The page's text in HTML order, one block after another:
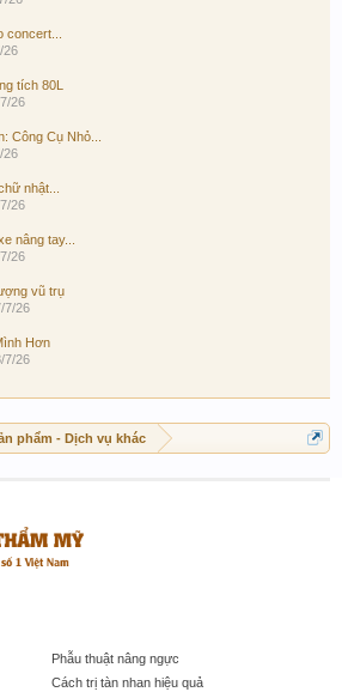
concert...
26
tích 80L
26
Công Cụ Nhỏ...
26
nhật...
26
nâng tay...
26
vũ trụ
7/26
Hơn
7/26
phẩm - Dịch vụ khác
Phẫu thuật nâng ngực
Cách trị tàn nhan hiệu quả